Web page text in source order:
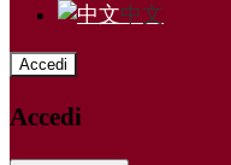
中文
Accedi
Accedi